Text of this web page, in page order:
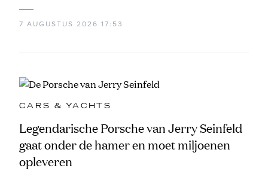
7 AUGUSTUS 2026 17:53
CARS & YACHTS
Legendarische Porsche van Jerry Seinfeld
gaat onder de hamer en moet miljoenen
opleveren